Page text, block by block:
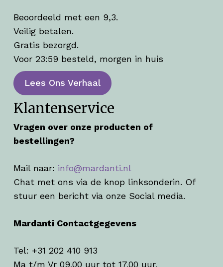
Beoordeeld met een 9,3.
Veilig betalen.
Gratis bezorgd.
Voor 23:59 besteld, morgen in huis
Lees Ons Verhaal
Klantenservice
Vragen over onze producten of
bestellingen?
Mail naar: info@mardanti.nl
Chat met ons via de knop linksonderin. Of
stuur een bericht via onze Social media.
Mardanti Contactgegevens
Tel: +31 202 410 913
Ma t/m Vr 09.00 uur tot 17.00 uur.